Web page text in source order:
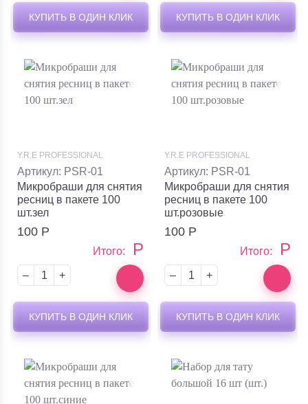
КУПИТЬ В ОДИН КЛИК КУПИТЬ В ОДИН КЛИК
Y.R.E PROFESSIONAL
Артикул: PSR-01
Микробраши для снятия
ресниц в пакете 100
шт.зел
100 Р
Итого: Р
– +
КУПИТЬ В ОДИН КЛИК
Y.R.E PROFESSIONAL
Артикул: PSR-01
Микробраши для снятия
ресниц в пакете 100
шт.розовые
100 Р
Итого: Р
– +
КУПИТЬ В ОДИН КЛИК